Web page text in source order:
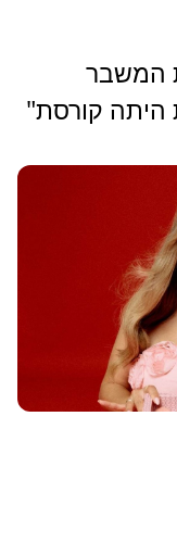
המשבר
קורסת"